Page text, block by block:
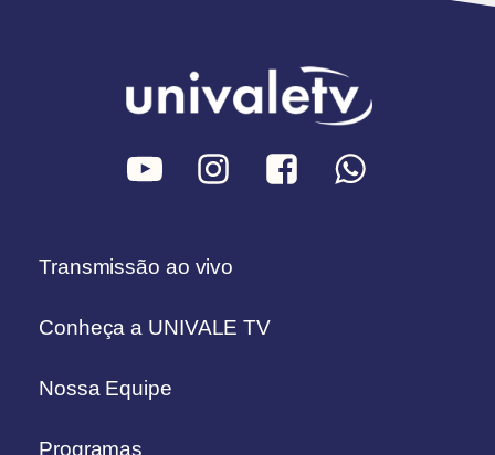
Transmissão ao vivo
Conheça a UNIVALE TV
Nossa Equipe
Programas